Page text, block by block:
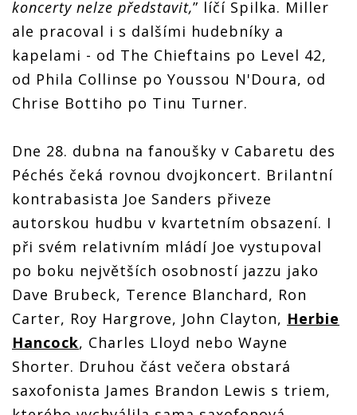
koncerty nelze představit,” líčí Spilka. Miller
ale pracoval i s dalšími hudebníky a
kapelami - od The Chieftains po Level 42,
od Phila Collinse po Youssou N'Doura, od
Chrise Bottiho po Tinu Turner.
Dne 28. dubna na fanoušky v Cabaretu des
Péchés čeká rovnou dvojkoncert. Brilantní
kontrabasista Joe Sanders přiveze
autorskou hudbu v kvartetním obsazení. I
při svém relativním mládí Joe vystupoval
po boku největších osobností jazzu jako
Dave Brubeck, Terence Blanchard, Ron
Carter, Roy Hargrove, John Clayton, Herbie
Hancock, Charles Lloyd nebo Wayne
Shorter. Druhou část večera obstará
saxofonista James Brandon Lewis s triem,